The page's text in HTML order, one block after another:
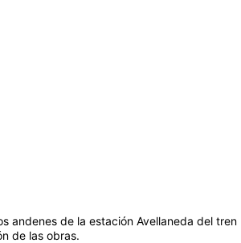
andenes de la estación Avellaneda del
de las obras.